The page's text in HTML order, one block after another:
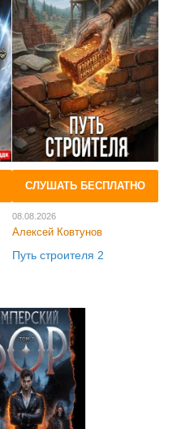
СЛУШАТЬ БЕСПЛАТНО
08.08.2026
Алексей Ковтунов
Путь строителя 2